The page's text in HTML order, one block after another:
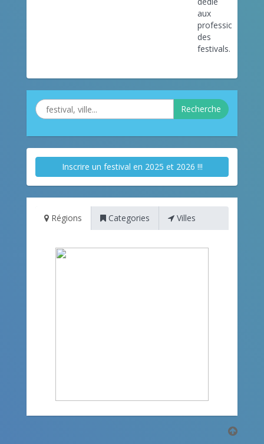
aux
professionnels
des
festivals.
Recherche
Inscrire un festival en 2025 et 2026 !!!
Régions Categories Villes